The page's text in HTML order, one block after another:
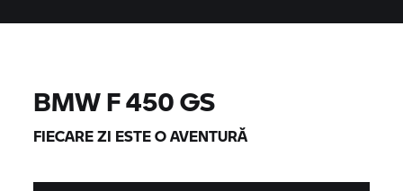
BMW F 450 GS
FIECARE ZI ESTE O AVENTURĂ